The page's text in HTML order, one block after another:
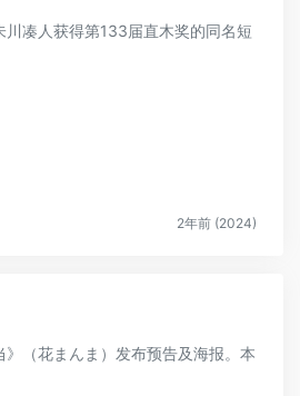
凑人获得第133届直木奖的同名短
2年前 (2024)
（花まんま）发布预告及海报。本